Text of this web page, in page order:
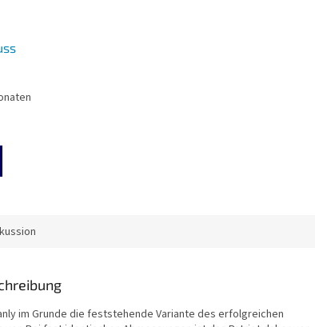
im Grunde die feststehende Variante des erfolgreichen